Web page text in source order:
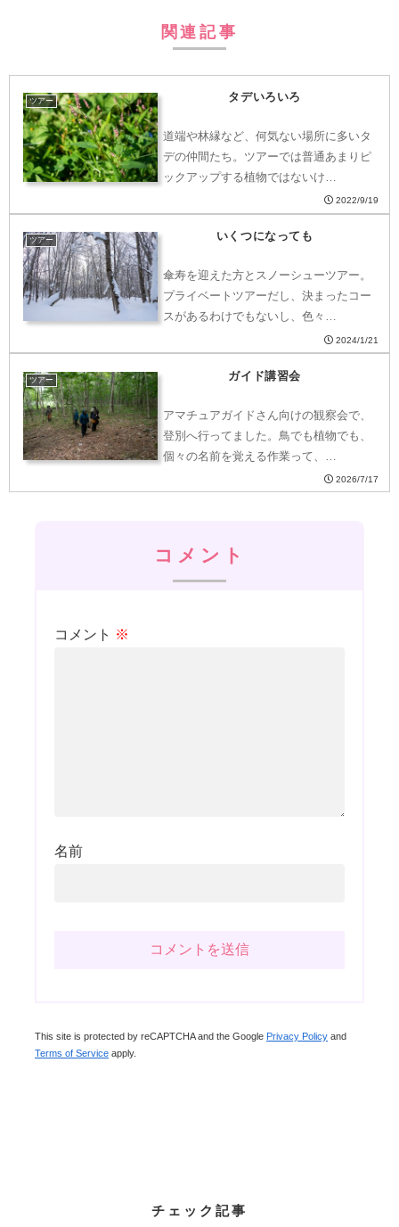
関連記事
ツアー タデいろいろ
道端や林縁など、何気ない場所に多いタ
デの仲間たち。ツアーでは普通あまりピ
ックアップする植物ではないけ…
2022/9/19
ツアー いくつになっても
傘寿を迎えた方とスノーシューツアー。
プライベートツアーだし、決まったコー
スがあるわけでもないし、色々…
2024/1/21
ツアー ガイド講習会
アマチュアガイドさん向けの観察会で、
登別へ行ってました。鳥でも植物でも、
個々の名前を覚える作業って、…
2026/7/17
コメント
コメント ※
名前
This site is protected by reCAPTCHA and the Google Privacy Policy and
Terms of Service apply.
チェック記事